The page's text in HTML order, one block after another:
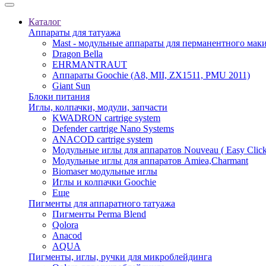
Каталог
Аппараты для татуажа
Mast - модульные аппараты для перманентного
Dragon Bella
EHRMANTRAUT
Аппараты Goochie (A8, MII, ZX1511, PMU 2011)
Giant Sun
Блоки питания
Иглы, колпачки, модули, запчасти
KWADRON cartrige system
Defender cartrige Nano Systems
ANACOD cartrige system
Модульные иглы для аппаратов Nouveau ( Easy
Модульные иглы для аппаратов Amiea,Charmant
Biomaser модульные иглы
Иглы и колпачки Goochie
Еще
Пигменты для аппаратного татуажа
Пигменты Perma Blend
Qolora
Anacod
AQUA
Пигменты, иглы, ручки для микроблейдинга